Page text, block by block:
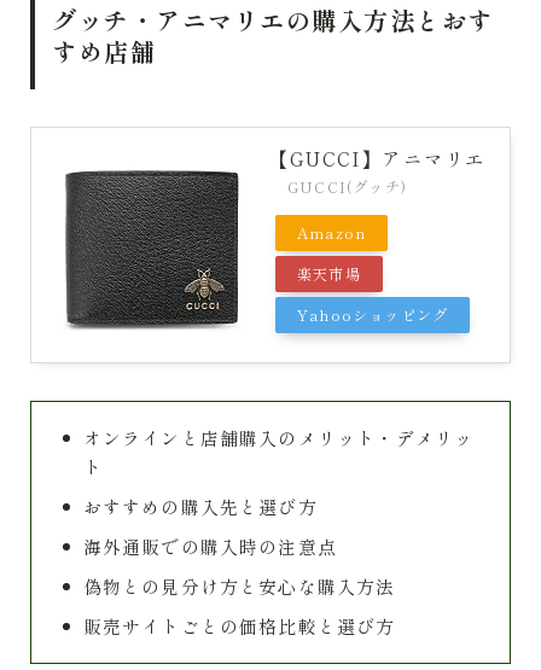
グッチ・アニマリエの購入方法とおす
すめ店舗
【GUCCI】アニマリエ
GUCCI(グッチ)
Amazon
楽天市場
Yahooショッピング
オンラインと店舗購入のメリット・デメリッ
ト
おすすめの購入先と選び方
海外通販での購入時の注意点
偽物との見分け方と安心な購入方法
販売サイトごとの価格比較と選び方